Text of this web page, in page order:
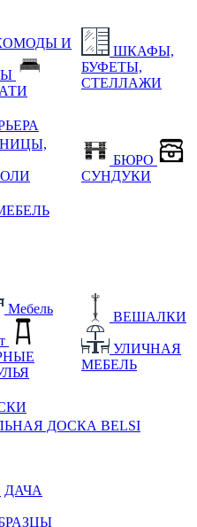
И
ШКАФЫ,
БУФЕТЫ,
СТЕЛЛАЖИ
БЮРО
СУНДУКИ
Мебель
ВЕШАЛКИ
УЛИЧНАЯ
МЕБЕЛЬ
ДОСКА BELSI
ДАЧА